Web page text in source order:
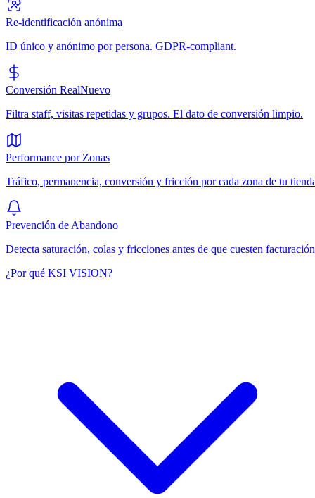
Re-identificación anónima
ID único y anónimo por persona. GDPR-compliant.
Conversión RealNuevo
Filtra staff, visitas repetidas y grupos. El dato de conversión limpio.
Performance por Zonas
Tráfico, permanencia, conversión y fricción por cada zona de tu
Prevención de Abandono
Detecta saturación, colas y fricciones antes de que cuesten
¿Por qué KSI VISION?